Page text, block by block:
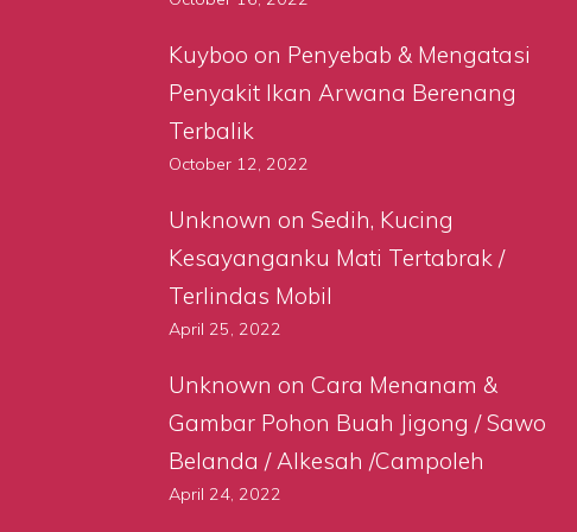
Kuyboo on Penyebab & Mengatasi
Penyakit Ikan Arwana Berenang
Terbalik
October 12, 2022
Unknown on Sedih, Kucing
Kesayanganku Mati Tertabrak /
Terlindas Mobil
April 25, 2022
Unknown on Cara Menanam &
Gambar Pohon Buah Jigong / Sawo
Belanda / Alkesah /Campoleh
April 24, 2022